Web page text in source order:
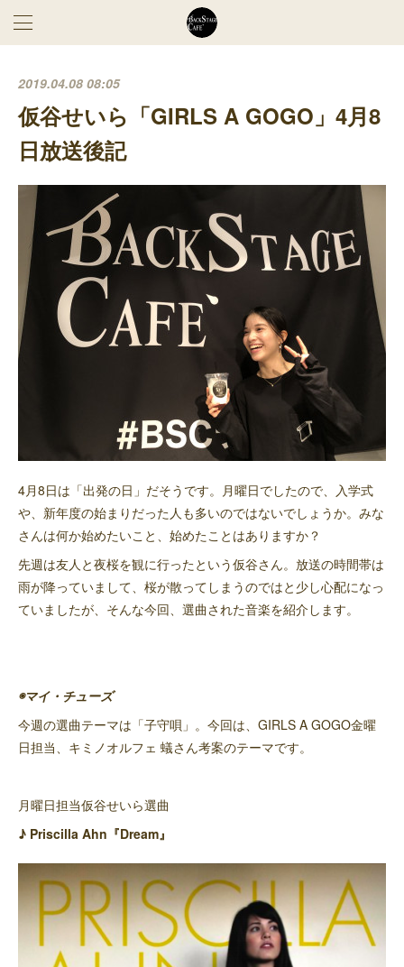
2019.04.08 08:05
仮谷せいら「GIRLS A GOGO」4月8
日放送後記
4月8日は「出発の日」だそうです。月曜日でしたので、入学式
や、新年度の始まりだった人も多いのではないでしょうか。みな
さんは何か始めたいこと、始めたことはありますか？
先週は友人と夜桜を観に行ったという仮谷さん。放送の時間帯は
雨が降っていまして、桜が散ってしまうのではと少し心配になっ
ていましたが、そんな今回、選曲された音楽を紹介します。
◉マイ・チューズ
今週の選曲テーマは「子守唄」。今回は、GIRLS A GOGO金曜
日担当、キミノオルフェ 蟻さん考案のテーマです。
月曜日担当仮谷せいら選曲
♪ Priscilla Ahn『Dream』